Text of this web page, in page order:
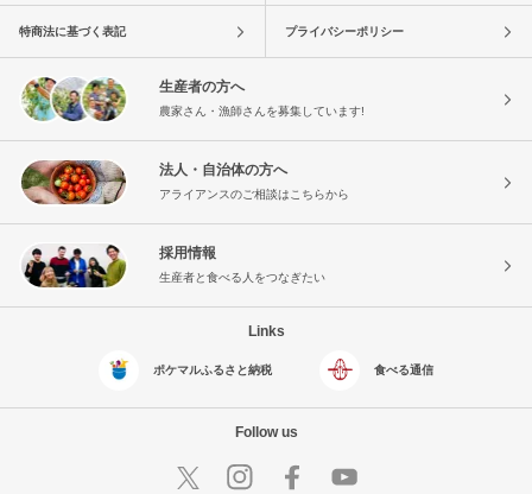
特商法に基づく表記 プライバシーポリシー
生産者の方へ
農家さん・漁師さんを募集しています!
法人・自治体の方へ
アライアンスのご相談はこちらから
採用情報
生産者と食べる人をつなぎたい
Links
ポケマルふるさと納税 食べる通信
Follow us